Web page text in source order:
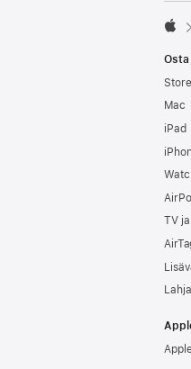
Osta
Store
Mac
iPad
TV